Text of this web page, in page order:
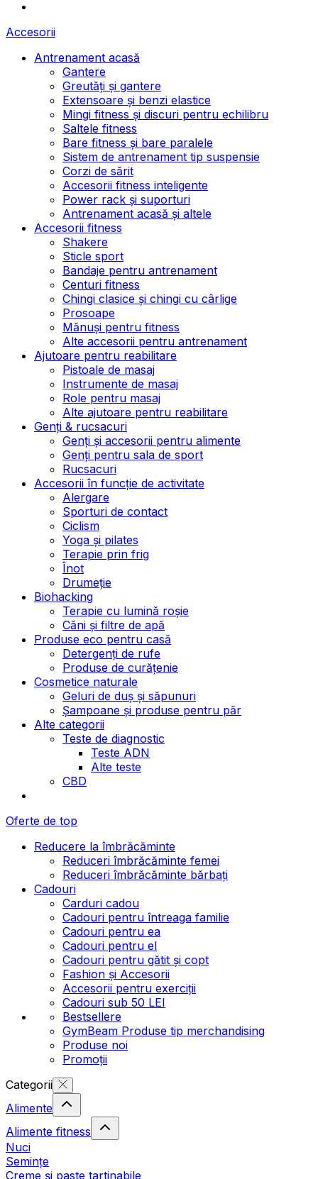
Accesorii
Antrenament acasă
Gantere
Greutăți și gantere
Extensoare și benzi elastice
Mingi fitness și discuri pentru echilibru
Saltele fitness
Bare fitness și bare paralele
Sistem de antrenament tip suspensie
Corzi de sărit
Accesorii fitness inteligente
Power rack și suporturi
Antrenament acasă și altele
Accesorii fitness
Shakere
Sticle sport
Bandaje pentru antrenament
Centuri fitness
Chingi clasice și chingi cu cârlige
Prosoape
Mănuși pentru fitness
Alte accesorii pentru antrenament
Ajutoare pentru reabilitare
Pistoale de masaj
Instrumente de masaj
Role pentru masaj
Alte ajutoare pentru reabilitare
Genți & rucsacuri
Genți și accesorii pentru alimente
Genți pentru sala de sport
Rucsacuri
Accesorii în funcție de activitate
Alergare
Sporturi de contact
Ciclism
Yoga și pilates
Terapie prin frig
Înot
Drumeție
Biohacking
Terapie cu lumină roșie
Căni și filtre de apă
Produse eco pentru casă
Detergenți de rufe
Produse de curățenie
Cosmetice naturale
Geluri de duș și săpunuri
Șampoane și produse pentru păr
Alte categorii
Teste de diagnostic
Teste ADN
Alte teste
CBD
Oferte de top
Reducere la îmbrăcăminte
Reduceri îmbrăcăminte femei
Reduceri îmbrăcăminte bărbați
Cadouri
Carduri cadou
Cadouri pentru întreaga familie
Cadouri pentru ea
Cadouri pentru el
Cadouri pentru gătit și copt
Fashion și Accesorii
Accesorii pentru exerciții
Cadouri sub 50 LEI
Bestsellere
GymBeam Produse tip merchandising
Produse noi
Promoții
Categorii
Alimente
Alimente fitness
Nuci
Semințe
Creme și paste tartinabile